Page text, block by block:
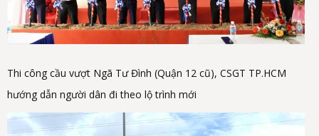
Thi công cầu vượt Ngã Tư Đình (Quận 12 cũ), CSGT TP.HCM
hướng dẫn người dân đi theo lộ trình mới